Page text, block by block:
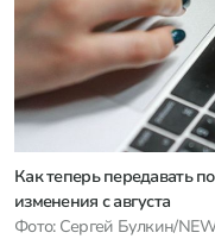
Как теперь передавать
изменения с августа
Фото: Сергей Булкин/